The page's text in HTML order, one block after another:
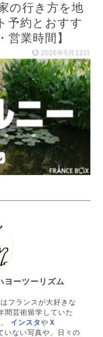
の行き方を地
予約とおすす
業時間】
2026年5月12日
ーツーリズム
フランスが大好きな
間芸術留学していた
インスタ や Ｘ
いない写真や、日々の